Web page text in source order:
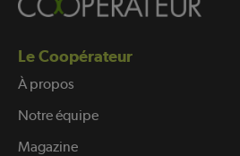
Le Coopérateur
À propos
Notre équipe
Magazine